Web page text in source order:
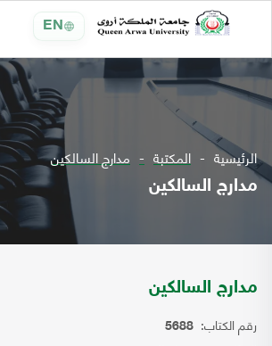
EN
الرئيسية المكتبة مدارج السالكين
مدارج السالكين
مدارج السالكين
رقم الكتاب: 5688